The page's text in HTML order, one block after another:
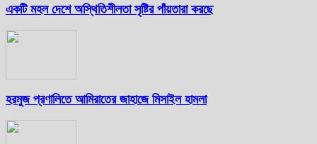
একটি মহল দেশে অস্থিতিশীলতা সৃষ্টির পাঁয়তারা করছে
হরমুজ প্রণালিতে আমিরাতের জাহাজে মিসাইল হামলা